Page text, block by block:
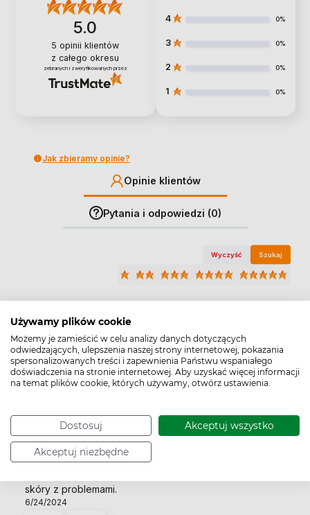
Używamy plików cookie
Możemy je zamieścić w celu analizy danych dotyczących
odwiedzających, ulepszenia naszej strony internetowej, pokazania
spersonalizowanych treści i zapewnienia Państwu wspaniałego
doświadczenia na stronie internetowej. Aby uzyskać więcej informacji
na temat plików cookie, których używamy, otwórz ustawienia.
Dostosuj Akceptuj wszystko
Akceptuj niezbędne
5.0
5 opinii klientów
z całego okresu
zebranych i zweryfikowanych przez
4 0%
3 0%
2 0%
1 0%
Jak zbieramy opinie?
Opinie klientów
Pytania i odpowiedzi (0)
Wyczyść Szukaj
Leszek
5
👍️💯Dziękuję za szybką obsługę i pełen profesjonalizm.!
2/25/2026
Marta
5
skóry z problemami.
6/24/2024